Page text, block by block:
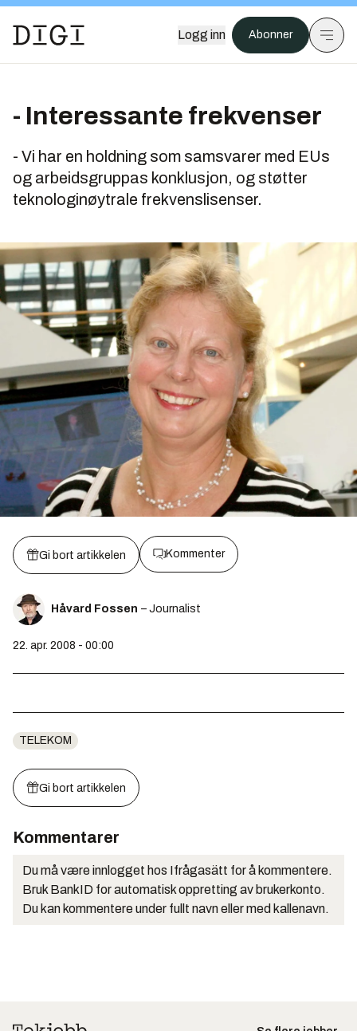
Logg inn Abonner
- Interessante frekvenser
- Vi har en holdning som samsvarer med EUs
og arbeidsgruppas konklusjon, og støtter
teknologinøytrale frekvenslisenser.
Gi bort artikkelen Kommenter
Håvard Fossen – Journalist
22. apr. 2008 - 00:00
TELEKOM
Gi bort artikkelen
Kommentarer
Du må være innlogget hos Ifrågasätt for å kommentere.
Bruk BankID for automatisk oppretting av brukerkonto.
Du kan kommentere under fullt navn eller med kallenavn.